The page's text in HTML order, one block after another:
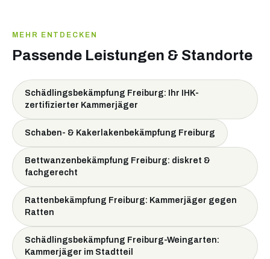
MEHR ENTDECKEN
Passende Leistungen & Standorte
Schädlingsbekämpfung Freiburg: Ihr IHK-
zertifizierter Kammerjäger
Schaben- & Kakerlakenbekämpfung Freiburg
Bettwanzenbekämpfung Freiburg: diskret &
fachgerecht
Rattenbekämpfung Freiburg: Kammerjäger gegen
Ratten
Schädlingsbekämpfung Freiburg-Weingarten:
Kammerjäger im Stadtteil